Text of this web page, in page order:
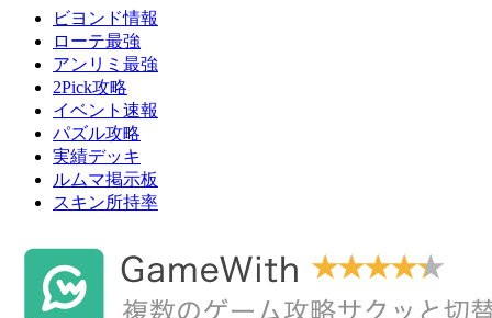
ビヨンド情報
ローテ最強
アンリミ最強
2Pick攻略
イベント速報
パズル攻略
実績デッキ
ルムマ掲示板
スキン所持率